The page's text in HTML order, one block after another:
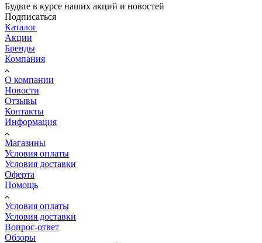
Будьте в курсе наших акций и новостей
Подписаться
Каталог
Акции
Бренды
Компания
О компании
Новости
Отзывы
Контакты
Информация
Магазины
Условия оплаты
Условия доставки
Оферта
Помощь
Условия оплаты
Условия доставки
Вопрос-ответ
Обзоры